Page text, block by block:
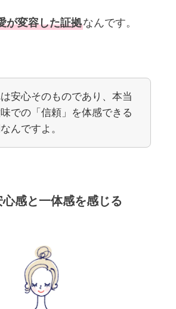
が変容した証拠なんです。
安心そのものであり、本当
での「信頼」を体感できる
んですよ。
感と一体感を感じる